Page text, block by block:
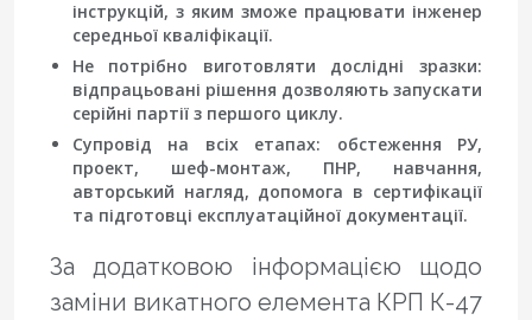
інструкцій, з яким зможе працювати інженер
середньої кваліфікації.
Не потрібно виготовляти дослідні зразки:
відпрацьовані рішення дозволяють запускати
серійні партії з першого циклу.
Супровід на всіх етапах: обстеження РУ,
проект, шеф-монтаж, ПНР, навчання,
авторський нагляд, допомога в сертифікації
та підготовці експлуатаційної документації.
За додатковою інформацією щодо
заміни викатного елемента КРП К-47